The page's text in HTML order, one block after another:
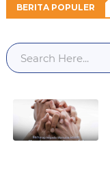
BERITA POPULER